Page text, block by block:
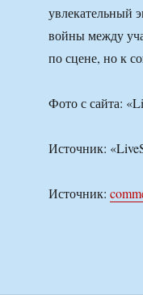
увлекательный
войны между
по сцене, но к
Фото с сайта:
Источник:
Источник: